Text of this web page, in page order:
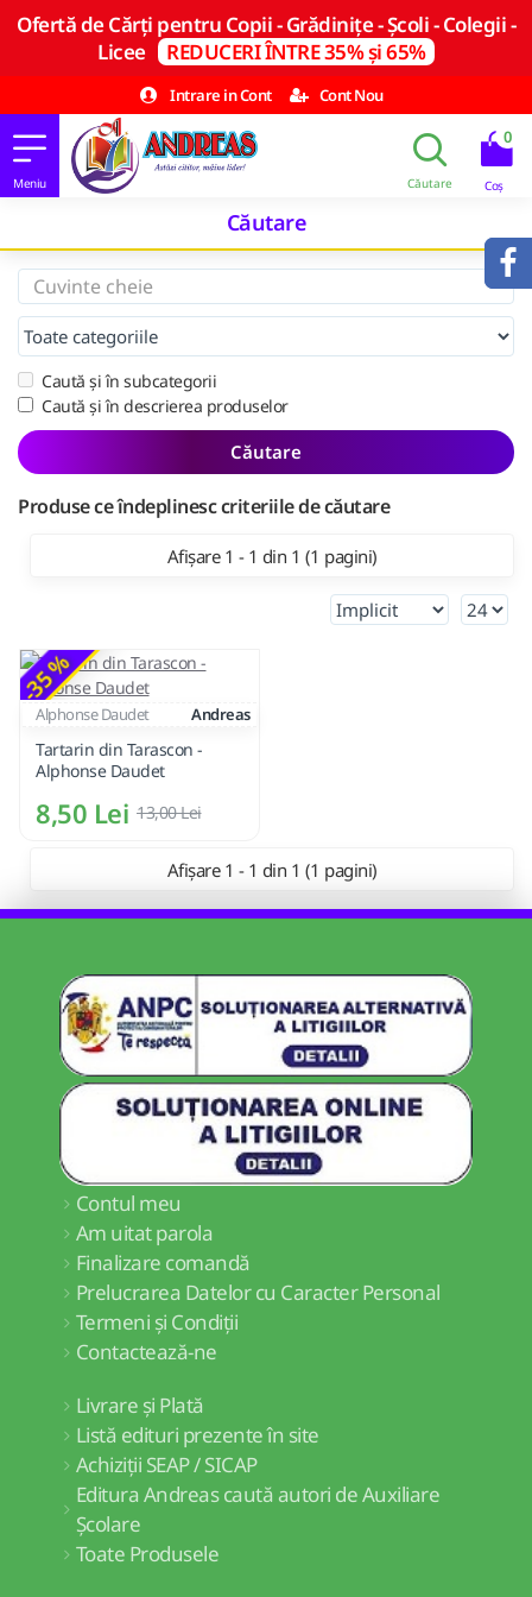
Ofertă de Cărți pentru Copii - Grădinițe - Școli - Colegii -
Licee REDUCERI ÎNTRE 35% și 65%
Intrare in Cont
Cont Nou
0
Căutare
Caută și în subcategorii
Caută și în descrierea produselor
Căutare
Produse ce îndeplinesc criteriile de căutare
Afișare 1 - 1 din 1 (1 pagini)
-35 %
Alphonse Daudet Andreas
Tartarin din Tarascon -
Alphonse Daudet
8,50 Lei 13,00 Lei
Afișare 1 - 1 din 1 (1 pagini)
Contul meu
Am uitat parola
Finalizare comandă
Prelucrarea Datelor cu Caracter Personal
Termeni și Condiții
Contactează-ne
Livrare și Plată
Listă edituri prezente în site
Achiziții SEAP / SICAP
Editura Andreas caută autori de Auxiliare
Școlare
Toate Produsele